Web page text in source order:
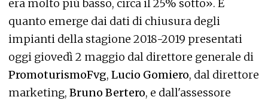
era molto più basso, circa il 25% sotto». È
quanto emerge dai dati di chiusura degli
impianti della stagione 2018-2019 presentati
oggi giovedì 2 maggio dal direttore generale di
PromoturismoFvg, Lucio Gomiero, dal direttore
marketing, Bruno Bertero, e dall'assessore